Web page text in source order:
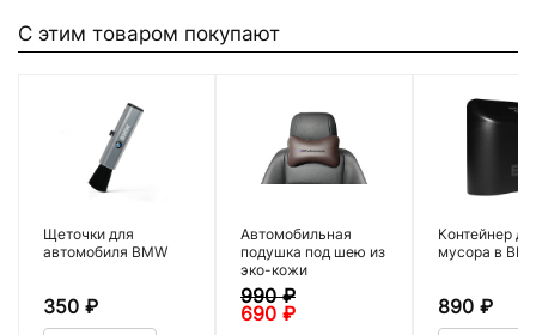
С этим товаром покупают
Щеточки для
автомобиля BMW
350 ₽
Автомобильная
подушка под шею из
эко-кожи
990₽
690 ₽
Контейнер
мусора в
890 ₽